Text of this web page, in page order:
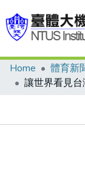
Communities &
Home 體育新